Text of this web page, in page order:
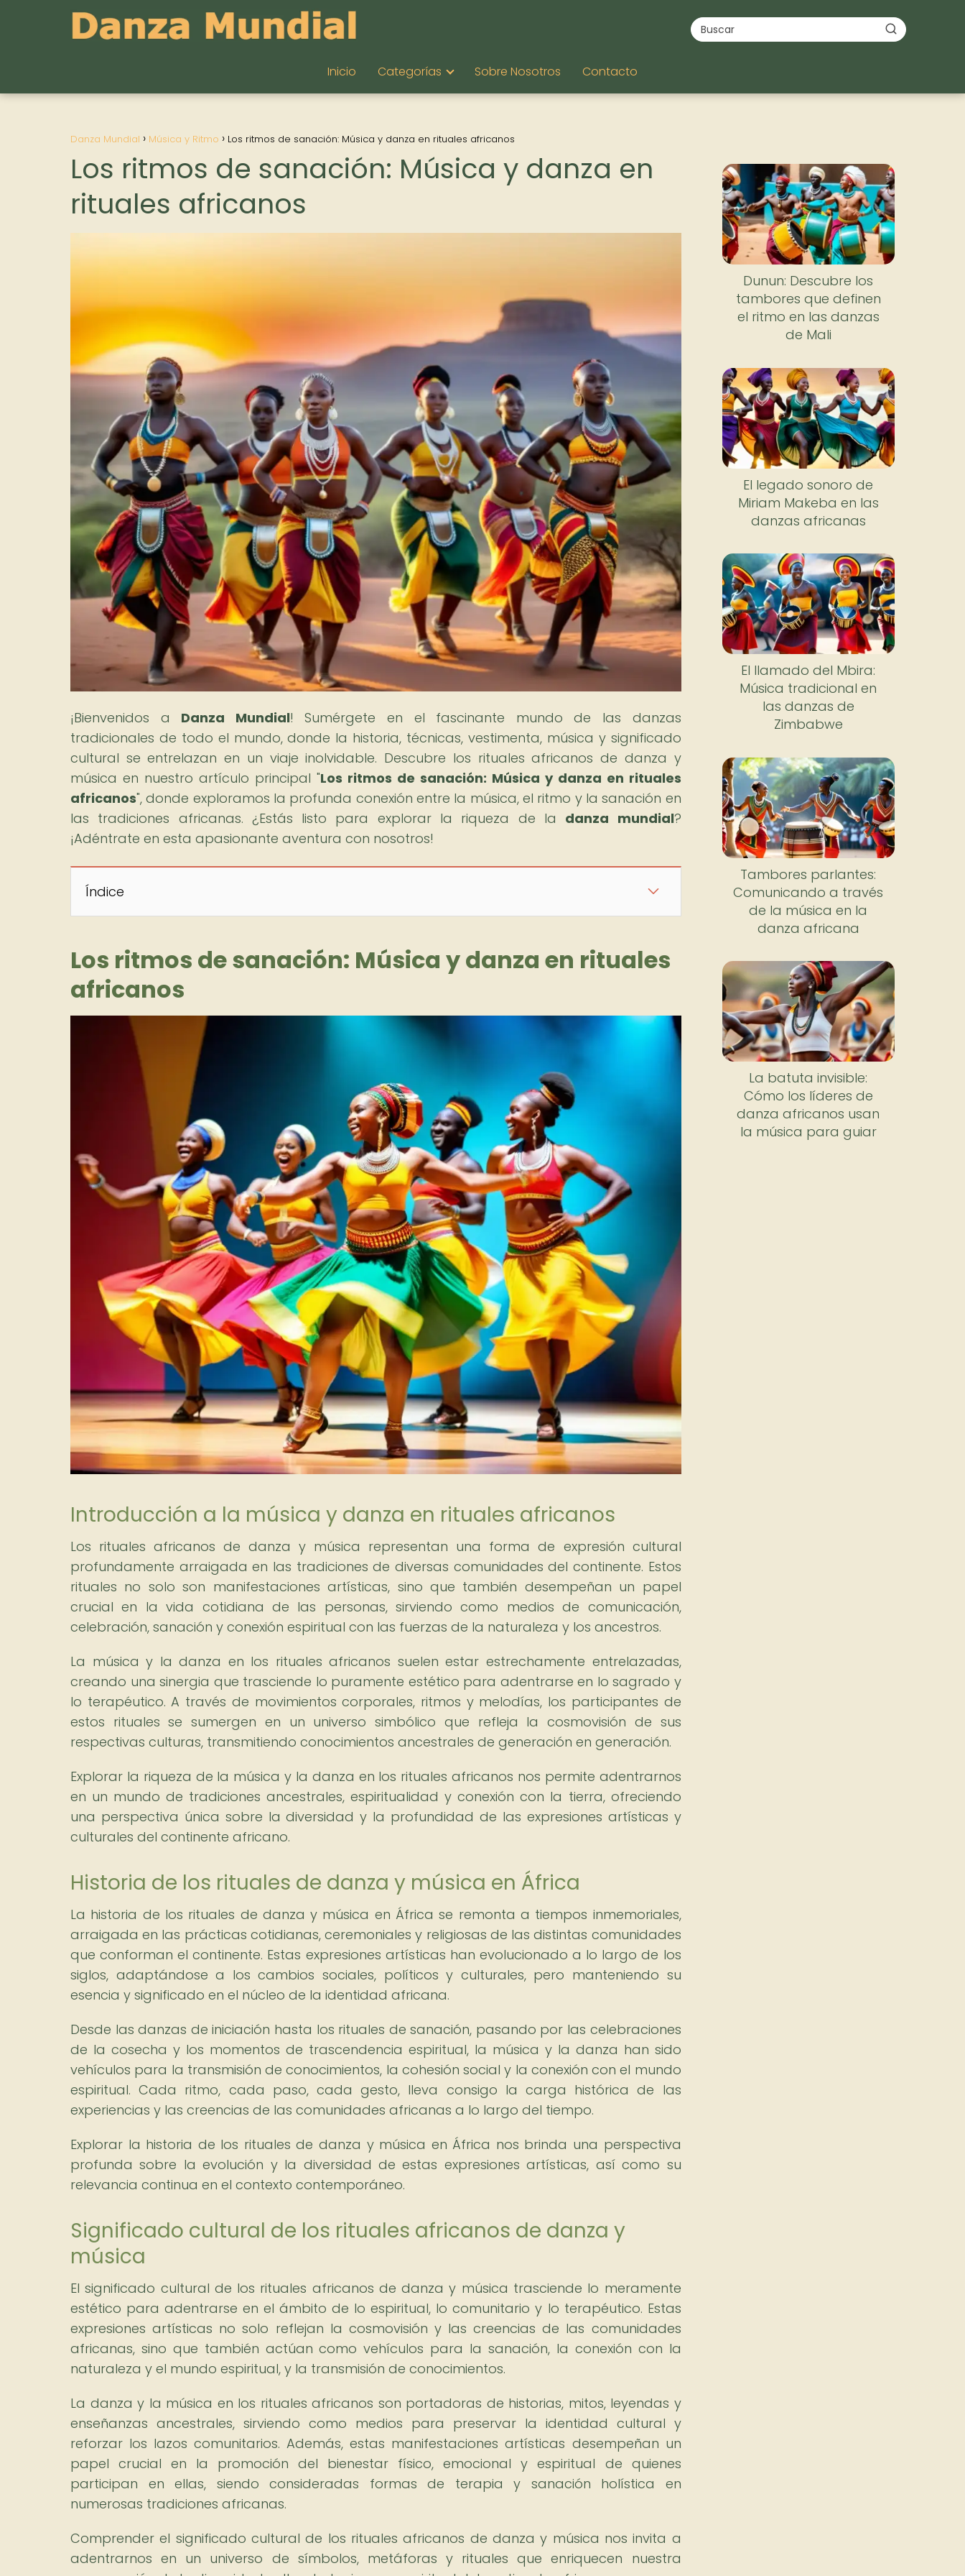
Inicio Categorías Sobre Nosotros Contacto
Danza Mundial Música y Ritmo Los ritmos de sanación: Música y danza en rituales africanos
Los ritmos de sanación: Música y danza en
rituales africanos
¡Bienvenidos a Danza Mundial! Sumérgete en el fascinante mundo de las danzas
tradicionales de todo el mundo, donde la historia, técnicas, vestimenta, música y significado
cultural se entrelazan en un viaje inolvidable. Descubre los rituales africanos de danza y
música en nuestro artículo principal "Los ritmos de sanación: Música y danza en rituales
africanos", donde exploramos la profunda conexión entre la música, el ritmo y la sanación en
las tradiciones africanas. ¿Estás listo para explorar la riqueza de la danza mundial?
¡Adéntrate en esta apasionante aventura con nosotros!
Índice
Los ritmos de sanación: Música y danza en rituales
africanos
Introducción a la música y danza en rituales africanos
Los rituales africanos de danza y música representan una forma de expresión cultural
profundamente arraigada en las tradiciones de diversas comunidades del continente. Estos
rituales no solo son manifestaciones artísticas, sino que también desempeñan un papel
crucial en la vida cotidiana de las personas, sirviendo como medios de comunicación,
celebración, sanación y conexión espiritual con las fuerzas de la naturaleza y los ancestros.
La música y la danza en los rituales africanos suelen estar estrechamente entrelazadas,
creando una sinergia que trasciende lo puramente estético para adentrarse en lo sagrado y
lo terapéutico. A través de movimientos corporales, ritmos y melodías, los participantes de
estos rituales se sumergen en un universo simbólico que refleja la cosmovisión de sus
respectivas culturas, transmitiendo conocimientos ancestrales de generación en generación.
Explorar la riqueza de la música y la danza en los rituales africanos nos permite adentrarnos
en un mundo de tradiciones ancestrales, espiritualidad y conexión con la tierra, ofreciendo
una perspectiva única sobre la diversidad y la profundidad de las expresiones artísticas y
culturales del continente africano.
Historia de los rituales de danza y música en África
La historia de los rituales de danza y música en África se remonta a tiempos inmemoriales,
arraigada en las prácticas cotidianas, ceremoniales y religiosas de las distintas comunidades
que conforman el continente. Estas expresiones artísticas han evolucionado a lo largo de los
siglos, adaptándose a los cambios sociales, políticos y culturales, pero manteniendo su
esencia y significado en el núcleo de la identidad africana.
Desde las danzas de iniciación hasta los rituales de sanación, pasando por las celebraciones
de la cosecha y los momentos de trascendencia espiritual, la música y la danza han sido
vehículos para la transmisión de conocimientos, la cohesión social y la conexión con el mundo
espiritual. Cada ritmo, cada paso, cada gesto, lleva consigo la carga histórica de las
experiencias y las creencias de las comunidades africanas a lo largo del tiempo.
Explorar la historia de los rituales de danza y música en África nos brinda una perspectiva
profunda sobre la evolución y la diversidad de estas expresiones artísticas, así como su
relevancia continua en el contexto contemporáneo.
Significado cultural de los rituales africanos de danza y
música
El significado cultural de los rituales africanos de danza y música trasciende lo meramente
estético para adentrarse en el ámbito de lo espiritual, lo comunitario y lo terapéutico. Estas
expresiones artísticas no solo reflejan la cosmovisión y las creencias de las comunidades
africanas, sino que también actúan como vehículos para la sanación, la conexión con la
naturaleza y el mundo espiritual, y la transmisión de conocimientos.
La danza y la música en los rituales africanos son portadoras de historias, mitos, leyendas y
enseñanzas ancestrales, sirviendo como medios para preservar la identidad cultural y
reforzar los lazos comunitarios. Además, estas manifestaciones artísticas desempeñan un
papel crucial en la promoción del bienestar físico, emocional y espiritual de quienes
participan en ellas, siendo consideradas formas de terapia y sanación holística en
numerosas tradiciones africanas.
Comprender el significado cultural de los rituales africanos de danza y música nos invita a
adentrarnos en un universo de símbolos, metáforas y rituales que enriquecen nuestra
Dunun: Descubre los
tambores que definen
el ritmo en las danzas
de Mali
El legado sonoro de
Miriam Makeba en las
danzas africanas
El llamado del Mbira:
Música tradicional en
las danzas de
Zimbabwe
Tambores parlantes:
Comunicando a través
de la música en la
danza africana
La batuta invisible:
Cómo los líderes de
danza africanos usan
la música para guiar